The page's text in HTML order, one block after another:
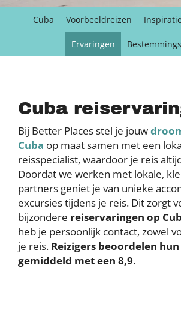
Cuba Voorbeeldreizen Inspiratie
Ervaringen
Cuba
Bij Better Places stel je jouw
Cuba op maat samen met een
reisspecialist, waardoor je reis
Doordat we werken met lokale,
partners geniet je van unieke
excursies tijdens je reis. Dit zorgt
bijzondere reiservaringen op
heb je persoonlijk contact, zowel
je reis. Reizigers beoordelen
gemiddeld met een 8,9.